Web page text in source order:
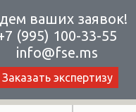
ваших заявок!
(995) 100-33-55
info@fse.ms
Заказать экспертизу